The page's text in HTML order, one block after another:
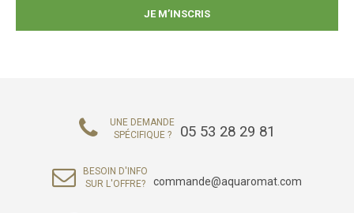
UNE DEMANDE
SPÉCIFIQUE ?
05 53 28 29 81
BESOIN D'INFO
SUR L'OFFRE?
commande@aquaromat.com